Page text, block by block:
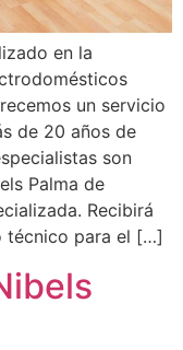
en la
un servicio
de 20 años de
son
Palma de
Recibirá
técnico para el […]